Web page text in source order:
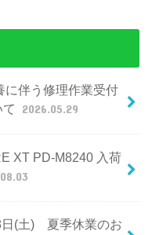
に伴う修理作業受付
2026.05.29
XT PD-M8240 入荷
日(土) 夏季休業のお